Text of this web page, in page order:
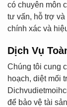
có chuyên môn
tư vấn, hỗ trợ và
chính xác và
Dịch Vụ
Chúng tôi cung
hoạch, diệt mối
để bảo vệ tài